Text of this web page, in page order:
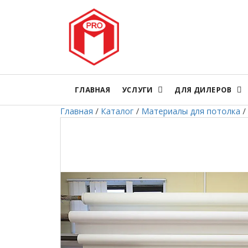
ГЛАВНАЯ УСЛУГИ ДЛЯ ДИЛЕРОВ
Главная / Каталог / Материалы для потолка /